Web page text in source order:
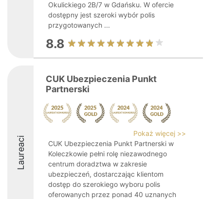
Okulickiego 2B/7 w Gdańsku. W ofercie
dostępny jest szeroki wybór polis
przygotowanych ...
8.8
Laureaci
CUK Ubezpieczenia Punkt
Partnerski
Pokaż więcej >>
CUK Ubezpieczenia Punkt Partnerski w
Koleczkowie pełni rolę niezawodnego
centrum doradztwa w zakresie
ubezpieczeń, dostarczając klientom
dostęp do szerokiego wyboru polis
oferowanych przez ponad 40 uznanych